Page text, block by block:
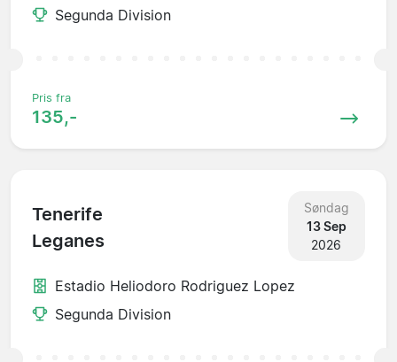
Segunda Division
Pris fra
135,-
Tenerife
Leganes
Søndag
13 Sep
2026
Estadio Heliodoro Rodriguez Lopez
Segunda Division